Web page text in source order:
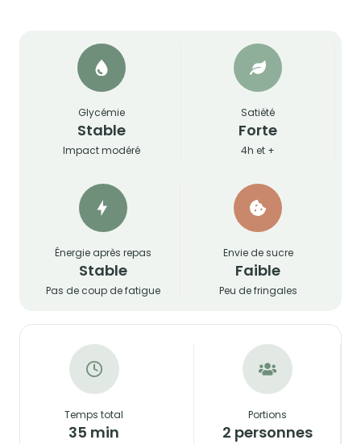
Glycémie
Stable
Impact modéré
Satiété
Forte
4h et +
Énergie après repas
Stable
Pas de coup de fatigue
Envie de sucre
Faible
Peu de fringales
Temps total
35 min
Portions
2 personnes